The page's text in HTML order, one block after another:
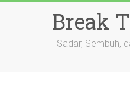
Break
Sadar, Sembuh,